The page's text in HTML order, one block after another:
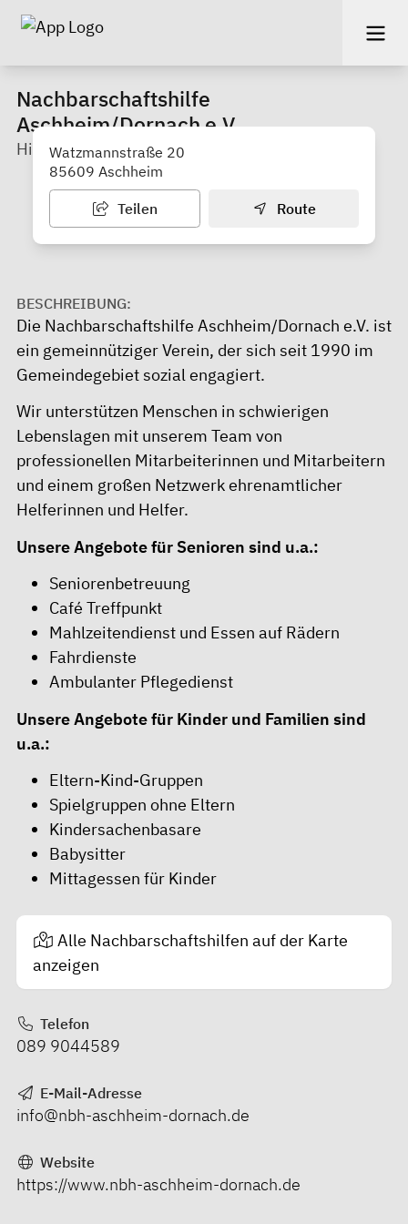
Nachbarschaftshilfe
Aschheim/Dornach e.V.
Hilfe im Alltag und für ein gutes Miteinander.
Watzmannstraße 20
85609 Aschheim
Teilen Route
BESCHREIBUNG:
Die Nachbarschaftshilfe Aschheim/Dornach e.V. ist
ein gemeinnütziger Verein, der sich seit 1990 im
Gemeindegebiet sozial engagiert.
Wir unterstützen Menschen in schwierigen
Lebenslagen mit unserem Team von
professionellen Mitarbeiterinnen und Mitarbeitern
und einem großen Netzwerk ehrenamtlicher
Helferinnen und Helfer.
Unsere Angebote für Senioren sind u.a.:
Seniorenbetreuung
Café Treffpunkt
Mahlzeitendienst und Essen auf Rädern
Fahrdienste
Ambulanter Pflegedienst
Unsere Angebote für Kinder und Familien sind
u.a.:
Eltern-Kind-Gruppen
Spielgruppen ohne Eltern
Kindersachenbasare
Babysitter
Mittagessen für Kinder
Alle Nachbarschaftshilfen auf der Karte
anzeigen
Telefon
089 9044589
E-Mail-Adresse
info@nbh-aschheim-dornach.de
Website
https://www.nbh-aschheim-dornach.de